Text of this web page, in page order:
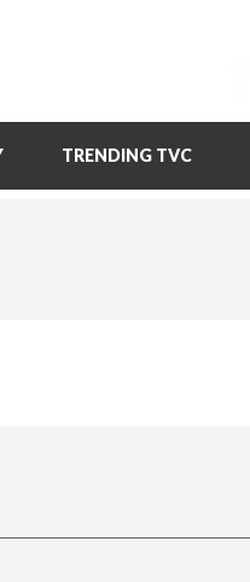
TRENDING TVC